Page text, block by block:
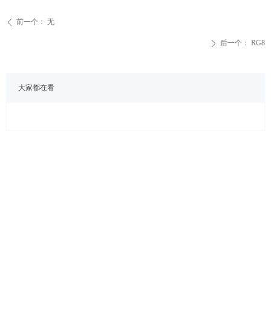
大家都在看
ꄴ 前一个： 无
ꄲ 后一个： RG8